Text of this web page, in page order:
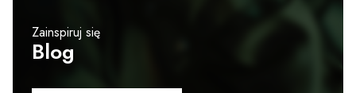
Zainspiruj się
Blog